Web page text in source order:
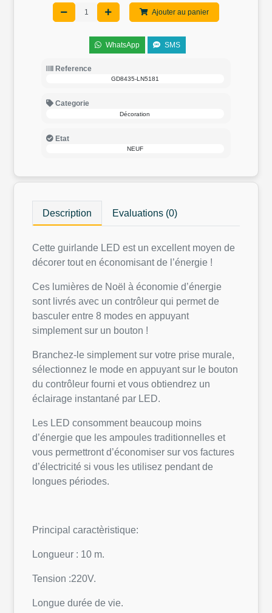
Ajouter au panier
WhatsApp SMS
Reference
GD8435-LN5181
Categorie
Décoration
Etat
NEUF
Description Evaluations (0)
Cette guirlande LED est un excellent moyen de
décorer tout en économisant de l’énergie !
Ces lumières de Noël à économie d’énergie
sont livrés avec un contrôleur qui permet de
basculer entre 8 modes en appuyant
simplement sur un bouton !
Branchez-le simplement sur votre prise murale,
sélectionnez le mode en appuyant sur le bouton
du contrôleur fourni et vous obtiendrez un
éclairage instantané par LED.
Les LED consomment beaucoup moins
d’énergie que les ampoules traditionnelles et
vous permettront d’économiser sur vos factures
d’électricité si vous les utilisez pendant de
longues périodes.
Principal caractèristique:
Longueur : 10 m.
Tension :220V.
Longue durée de vie.